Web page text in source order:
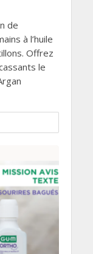
de
à l’huile
Offrez
le